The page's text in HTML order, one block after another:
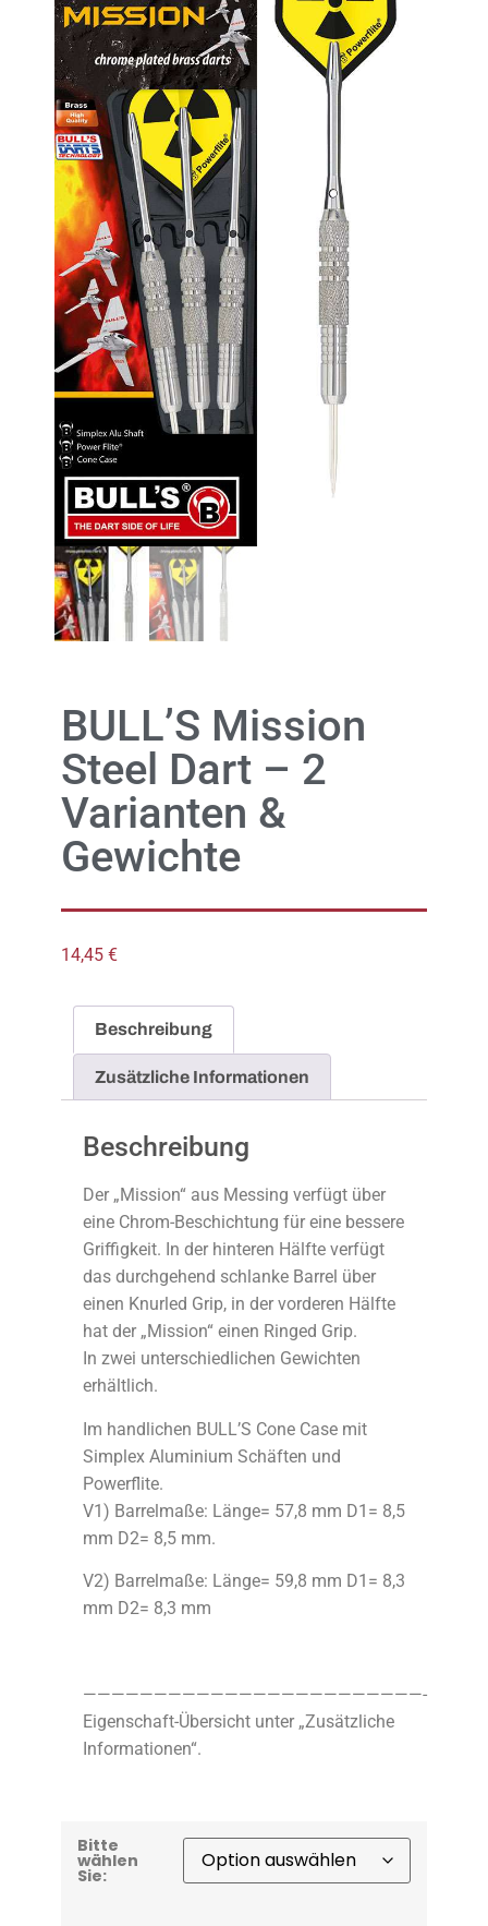
BULL’S Mission
Steel Dart – 2
Varianten &
Gewichte
14,45 €
Beschreibung
Zusätzliche Informationen
Beschreibung
Der „Mission“ aus Messing verfügt über
eine Chrom-Beschichtung für eine bessere
Griffigkeit. In der hinteren Hälfte verfügt
das durchgehend schlanke Barrel über
einen Knurled Grip, in der vorderen Hälfte
hat der „Mission“ einen Ringed Grip.
In zwei unterschiedlichen Gewichten
erhältlich.
Im handlichen BULL’S Cone Case mit
Simplex Aluminium Schäften und
Powerflite.
V1) Barrelmaße: Länge= 57,8 mm D1= 8,5
mm D2= 8,5 mm.
V2) Barrelmaße: Länge= 59,8 mm D1= 8,3
mm D2= 8,3 mm
————————————————————————-
Eigenschaft-Übersicht unter „Zusätzliche
Informationen“.
Bitte
wählen
Sie: